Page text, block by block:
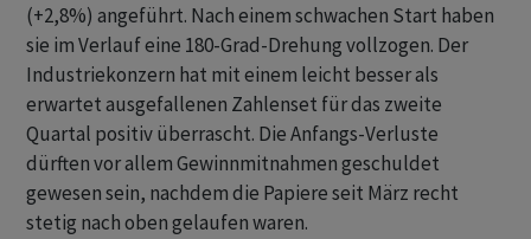
(+2,8%) angeführt. Nach einem schwachen Start haben
sie im Verlauf eine 180-Grad-Drehung vollzogen. Der
Industriekonzern hat mit einem leicht besser als
erwartet ausgefallenen Zahlenset für das zweite
Quartal positiv überrascht. Die Anfangs-Verluste
dürften vor allem Gewinnmitnahmen geschuldet
gewesen sein, nachdem die Papiere seit März recht
stetig nach oben gelaufen waren.